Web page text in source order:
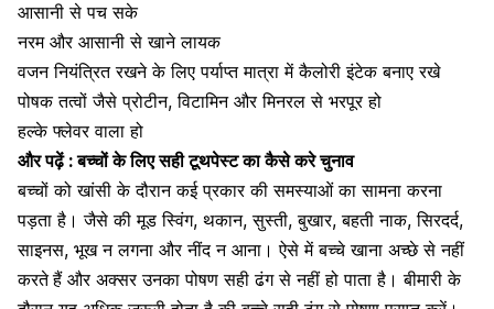
आसानी से पच सके
नरम और आसानी से खाने लायक
वजन नियंत्रित रखने के लिए पर्याप्त मात्रा में कैलोरी इंटेक बनाए रखे
पोषक तत्वों जैसेप्रोटीन,विटामिनऔर मिनरल से भरपूर हो
हल्के फ्लेवर वाला हो
और पढ़ें :बच्चों के लिए सही टूथपेस्ट का कैसे करे चुनाव
बच्चों को खांसी के दौरान कई प्रकार की समस्याओं का सामना करना
पड़ता है। जैसे की मूड स्विंग, थकान, सुस्ती,बुखार, बहती नाक,सिरदर्द,
साइनस, भूख न लगना और नींद न आना। ऐसे में बच्चे खाना अच्छे से नहीं
करते हैं और अक्सर उनका पोषण सही ढंग से नहीं हो पाता है। बीमारी के